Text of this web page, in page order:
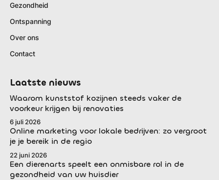
Gezondheid
Ontspanning
Over ons
Contact
Laatste nieuws
Waarom kunststof kozijnen steeds vaker de
voorkeur krijgen bij renovaties
6 juli 2026
Online marketing voor lokale bedrijven: zo vergroot
je je bereik in de regio
22 juni 2026
Een dierenarts speelt een onmisbare rol in de
gezondheid van uw huisdier